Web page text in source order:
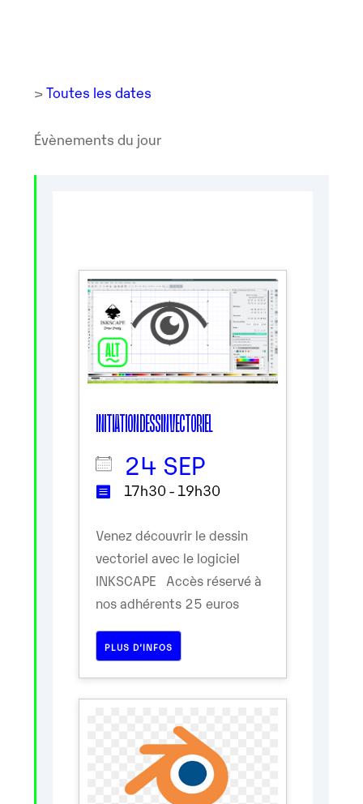
> Toutes les dates
Évènements du jour
INITIATION DESSIN VECTORIEL
24 SEP
17h30 - 19h30
Venez découvrir le dessin
vectoriel avec le logiciel
INKSCAPE Accès réservé à
nos adhérents 25 euros
PLUS D’INFOS